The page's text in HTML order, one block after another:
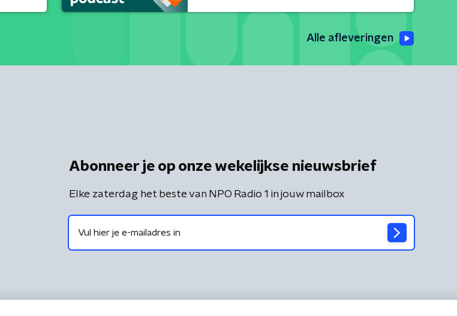
Alle afleveringen
Abonneer je op onze wekelijkse nieuwsbrief
Elke zaterdag het beste van NPO Radio 1 in jouw mailbox